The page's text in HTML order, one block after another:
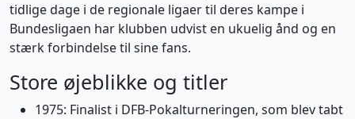
tidlige dage i de regionale ligaer til deres kampe i
Bundesligaen har klubben udvist en ukuelig ånd og en
stærk forbindelse til sine fans.
Store øjeblikke og titler
1975: Finalist i DFB-Pokalturneringen, som blev tabt